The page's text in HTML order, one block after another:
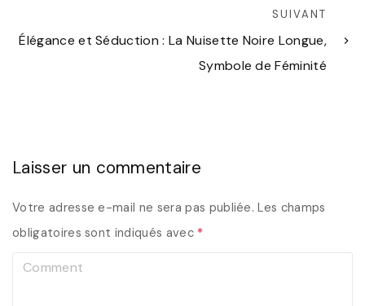
SUIVANT
Élégance et Séduction : La Nuisette Noire Longue,
Symbole de Féminité
Laisser un commentaire
Votre adresse e-mail ne sera pas publiée. Les champs
obligatoires sont indiqués avec *